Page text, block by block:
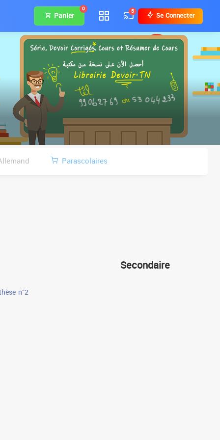
Panier
0 5 Se Connecter
Parascolaires
Secondaire
n°2